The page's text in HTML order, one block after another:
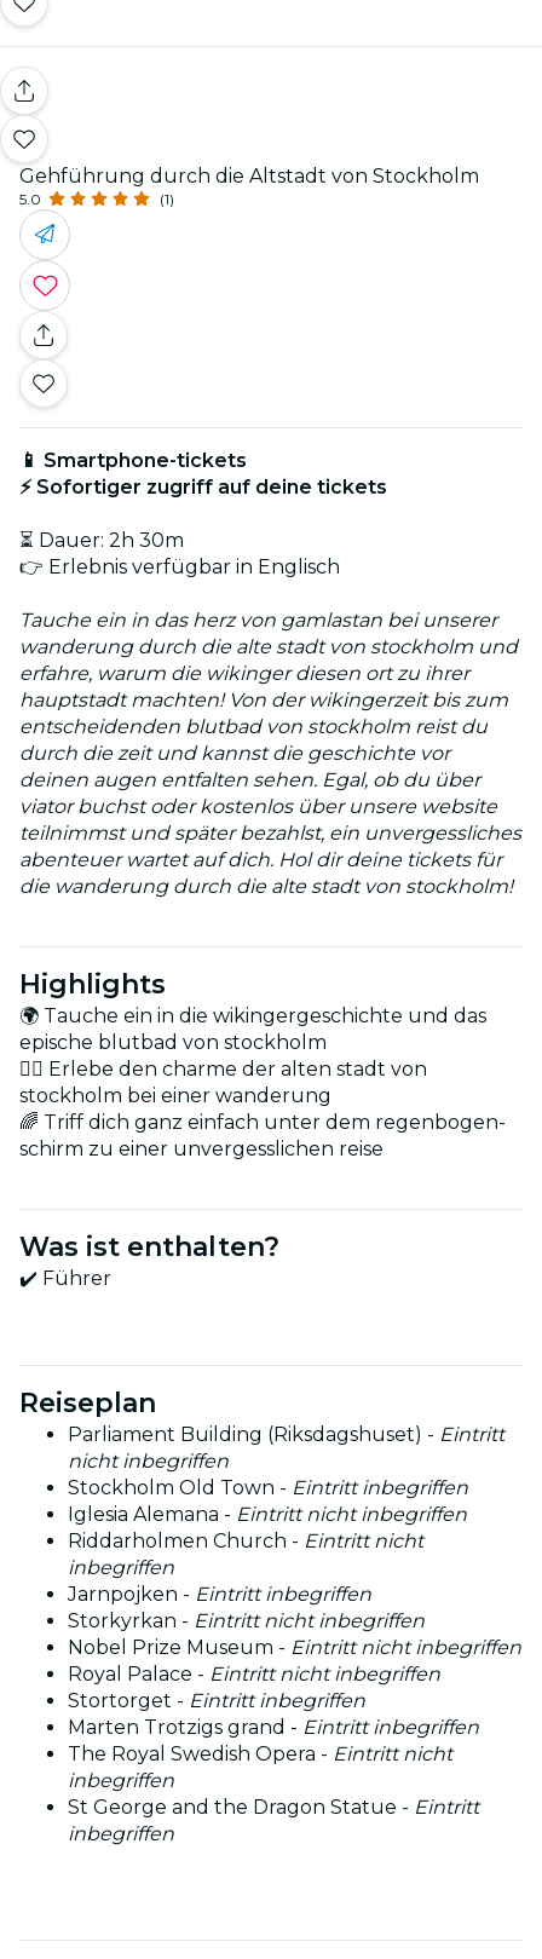
Gehführung durch die Altstadt von Stockholm
5.0 (1)
📱 Smartphone-tickets
⚡ Sofortiger zugriff auf deine tickets
⏳ Dauer: 2h 30m
👉 Erlebnis verfügbar in Englisch
Tauche ein in das herz von gamlastan bei unserer
wanderung durch die alte stadt von stockholm und
erfahre, warum die wikinger diesen ort zu ihrer
hauptstadt machten! Von der wikingerzeit bis zum
entscheidenden blutbad von stockholm reist du
durch die zeit und kannst die geschichte vor
deinen augen entfalten sehen. Egal, ob du über
viator buchst oder kostenlos über unsere website
teilnimmst und später bezahlst, ein unvergessliches
abenteuer wartet auf dich. Hol dir deine tickets für
die wanderung durch die alte stadt von stockholm!
Highlights
🌍 Tauche ein in die wikingergeschichte und das
epische blutbad von stockholm
🚶‍♂️ Erlebe den charme der alten stadt von
stockholm bei einer wanderung
🌈 Triff dich ganz einfach unter dem regenbogen-
schirm zu einer unvergesslichen reise
Was ist enthalten?
✔️ Führer
Reiseplan
Parliament Building (Riksdagshuset) - Eintritt
nicht inbegriffen
Stockholm Old Town - Eintritt inbegriffen
Iglesia Alemana - Eintritt nicht inbegriffen
Riddarholmen Church - Eintritt nicht
inbegriffen
Jarnpojken - Eintritt inbegriffen
Storkyrkan - Eintritt nicht inbegriffen
Nobel Prize Museum - Eintritt nicht inbegriffen
Royal Palace - Eintritt nicht inbegriffen
Stortorget - Eintritt inbegriffen
Marten Trotzigs grand - Eintritt inbegriffen
The Royal Swedish Opera - Eintritt nicht
inbegriffen
St George and the Dragon Statue - Eintritt
inbegriffen